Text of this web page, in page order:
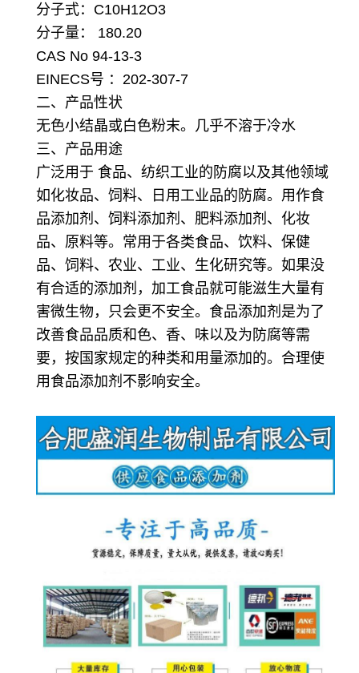
分子式：C10H12O3
分子量： 180.20
CAS No 94-13-3
EINECS号 ：202-307-7
二、产品性状
无色小结晶或白色粉末。几乎不溶于冷水
三、产品用途
广泛用于 食品、纺织工业的防腐以及其他领域
如化妆品、饲料、日用工业品的防腐。 用作食
品添加剂、饲料添加剂、肥料添加剂、化妆
品、原料等。常用于各类食品、饮料、保健
品、饲料、农业、工业、生化研究等。如果没
有合适的添加剂，加工食品就可能滋生大量有
害微生物，只会更不安全。食品添加剂是为了
改善食品品质和色、香、味以及为防腐等需
要，按国家规定的种类和用量添加的。合理使
用食品添加剂不影响安全。